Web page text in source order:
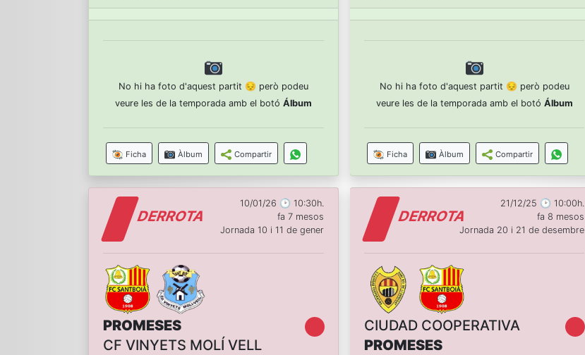
No hi ha foto d'aquest partit 😔 però podeu
veure les de la temporada amb el botó Álbum
Ficha Àlbum Compartir
No hi ha foto d'aquest partit 😔 però podeu
veure les de la temporada amb el botó Álbum
Ficha Àlbum Compartir
DERROTA
10/01/26 🕑 10:30h.
fa 7 mesos
Jornada 10 i 11 de gener
PROMESES
CF VINYETS MOLÍ VELL
DERROTA
21/12/25 🕑 10:00h.
fa 8 mesos
Jornada 20 i 21 de desembre
CIUDAD COOPERATIVA
PROMESES